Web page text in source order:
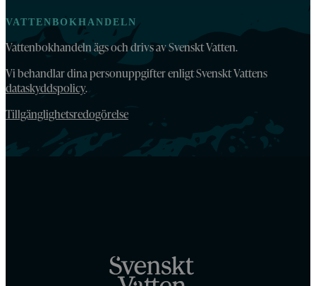
VATTENBOKHANDELN
Vattenbokhandeln ägs och drivs av Svenskt Vatten.
Vi behandlar dina personuppgifter enligt Svenskt Vattens
dataskyddspolicy.
Tillgänglighetsredogörelse